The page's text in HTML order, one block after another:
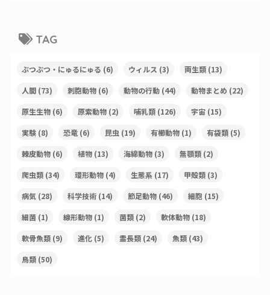
TAG
ぶつぶつ・にゅるにゅる (6) ウィルス (3) 両生類(13)
人間(73) 刺胞動物(6) 動物の行動(44) 動物まとめ (22)
原生生物(6) 原索動物(2) 哺乳類(126) 宇宙(15)
実験(8) 恐竜(6) 昆虫 (19) 有櫛動物(1) 有袋類(5)
棘皮動物(6) 植物(13) 海綿動物(3) 無顎類(2)
爬虫類(34) 環形動物(4) 生態系(17) 甲殻類(3)
病気(28) 科学技術(14) 節足動物(46) 細胞 (15)
細菌(1) 線形動物(1) 菌類(2) 軟体動物(18)
軟骨魚類(9) 進化(5) 霊長類(24) 魚類(43)
鳥類(50)